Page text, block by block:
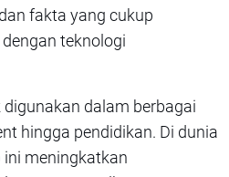
fakta yang cukup
teknologi
dalam berbagai
hingga pendidikan. Di dunia
ini meningkatkan